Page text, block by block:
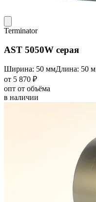
Terminator
AST 5050W серая
Ширина: 50 ммДлина: 50 м
от 5 870 ₽
опт от объёма
в наличии